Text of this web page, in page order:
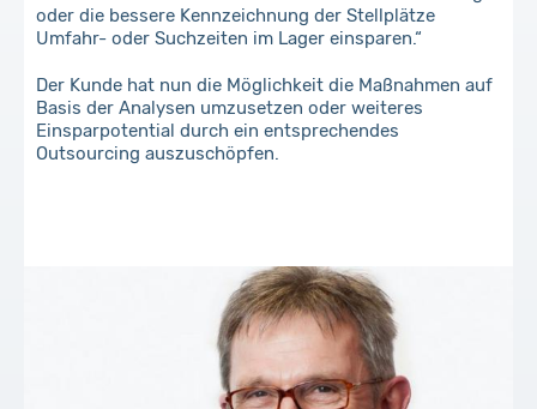
oder die bessere Kennzeichnung der Stellplätze
Umfahr- oder Suchzeiten im Lager einsparen.“
Der Kunde hat nun die Möglichkeit die Maßnahmen auf
Basis der Analysen umzusetzen oder weiteres
Einsparpotential durch ein entsprechendes
Outsourcing auszuschöpfen.